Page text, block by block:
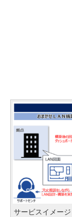
サービスイメージ